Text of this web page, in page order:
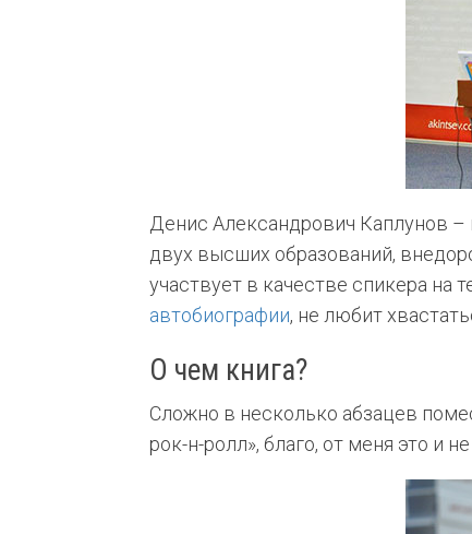
Денис Александрович Каплунов –
двух высших образований,
участвует в качестве спикера на
автобиографии, не любит
О чем книга?
Сложно в несколько абзацев
рок-н-ролл», благо, от меня это и не